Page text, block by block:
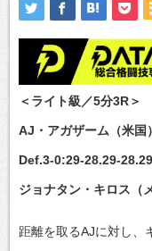
＜ライト級／5分3R＞
AJ・アガザーム（米国）
Def.3-0:29-28.29-
ジョナタン・キロス（
距離を取るAJに対し、